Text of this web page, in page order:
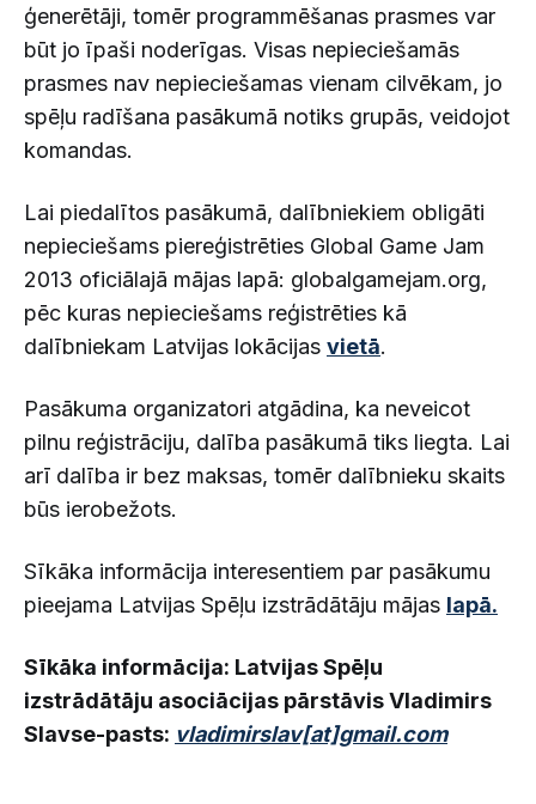
ģenerētāji, tomēr programmēšanas prasmes var
būt jo īpaši noderīgas. Visas nepieciešamās
prasmes nav nepieciešamas vienam cilvēkam, jo
spēļu radīšana pasākumā notiks grupās, veidojot
komandas.
Lai piedalītos pasākumā, dalībniekiem obligāti
nepieciešams piereģistrēties Global Game Jam
2013 oficiālajā mājas lapā: globalgamejam.org,
pēc kuras nepieciešams reģistrēties kā
dalībniekam Latvijas lokācijas vietā.
Pasākuma organizatori atgādina, ka neveicot
pilnu reģistrāciju, dalība pasākumā tiks liegta. Lai
arī dalība ir bez maksas, tomēr dalībnieku skaits
būs ierobežots.
Sīkāka informācija interesentiem par pasākumu
pieejama Latvijas Spēļu izstrādātāju mājas lapā.
Sīkāka informācija: Latvijas Spēļu
izstrādātāju asociācijas pārstāvis Vladimirs
Slavse-pasts: vladimirslav[at]gmail.com